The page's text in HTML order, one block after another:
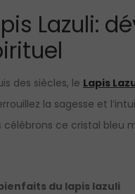
Lazuli:
des siècles, le Lapis
la sagesse et
célébrons ce cristal bleu
du lapis lazuli